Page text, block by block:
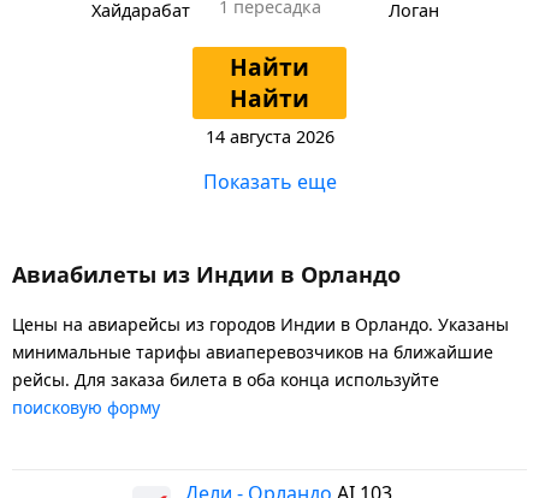
Хайдарабат
1 пересадка
Логан
Найти
Найти
14 августа 2026
Показать еще
Авиабилеты из Индии в Орландо
Цены на авиарейсы из городов Индии в Орландо. Указаны
минимальные тарифы авиаперевозчиков на ближайшие
рейсы. Для заказа билета в оба конца используйте
поисковую форму
Дели - Орландо AI 103